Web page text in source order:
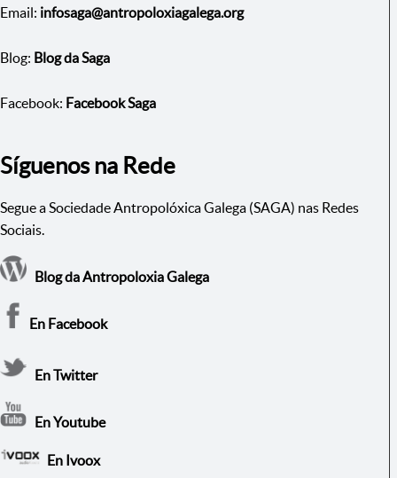
Email: infosaga@antropoloxiagalega.org
Blog: Blog da Saga
Facebook: Facebook Saga
Síguenos na Rede
Segue a Sociedade Antropolóxica Galega (SAGA) nas Redes
Sociais.
Blog da Antropoloxia Galega
En Facebook
En Twitter
En Youtube
En Ivoox